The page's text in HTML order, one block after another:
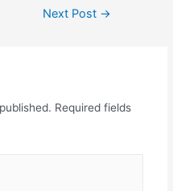
Next Post →
Required fields